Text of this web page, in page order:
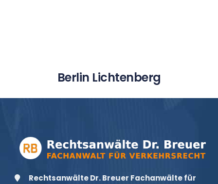
Berlin Lichtenberg
Rechtsanwälte Dr. Breuer Fachanwälte für